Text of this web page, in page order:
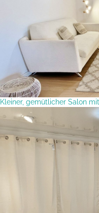
Kleiner, gemütlicher Salon